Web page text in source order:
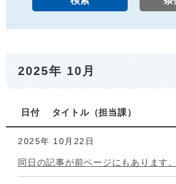
2025年 10月
日付 タイトル 担当課
2025年 10月22日
同日の記事が前ページにもあります。